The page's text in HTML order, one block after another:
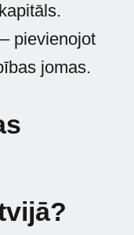
pievienojot
jomas.